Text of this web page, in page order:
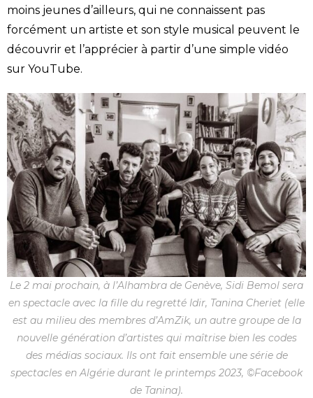
moins jeunes d’ailleurs, qui ne connaissent pas
forcément un artiste et son style musical peuvent le
découvrir et l’apprécier à partir d’une simple vidéo
sur YouTube.
Le 2 mai prochain, à l’Alhambra de Genève, Sidi Bemol sera
en spectacle avec la fille du regretté Idir, Tanina Cheriet (elle
est au milieu des membres d’AmZik, un autre groupe de la
nouvelle génération d’artistes qui maîtrise bien les codes
des médias sociaux. Ils ont fait ensemble une série de
spectacles en Algérie durant le printemps 2023, ©Facebook
de Tanina).